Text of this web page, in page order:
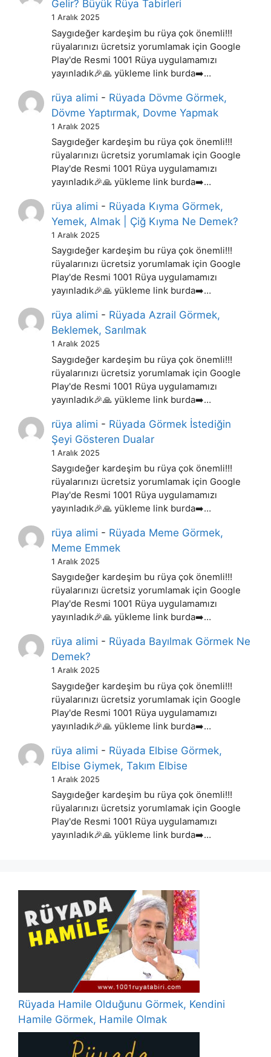
Gelir? Büyük Rüya Tabirleri
1 Aralık 2025
Saygıdeğer kardeşim bu rüya çok önemli!!!
rüyalarınızı ücretsiz yorumlamak için Google
Play'de Resmi 1001 Rüya uygulamamızı
yayınladık🎉🙏 yükleme link burda➡️…
rüya alimi - Rüyada Dövme Görmek,
Dövme Yaptırmak, Dovme Yapmak
1 Aralık 2025
Saygıdeğer kardeşim bu rüya çok önemli!!!
rüyalarınızı ücretsiz yorumlamak için Google
Play'de Resmi 1001 Rüya uygulamamızı
yayınladık🎉🙏 yükleme link burda➡️…
rüya alimi - Rüyada Kıyma Görmek,
Yemek, Almak | Çiğ Kıyma Ne Demek?
1 Aralık 2025
Saygıdeğer kardeşim bu rüya çok önemli!!!
rüyalarınızı ücretsiz yorumlamak için Google
Play'de Resmi 1001 Rüya uygulamamızı
yayınladık🎉🙏 yükleme link burda➡️…
rüya alimi - Rüyada Azrail Görmek,
Beklemek, Sarılmak
1 Aralık 2025
Saygıdeğer kardeşim bu rüya çok önemli!!!
rüyalarınızı ücretsiz yorumlamak için Google
Play'de Resmi 1001 Rüya uygulamamızı
yayınladık🎉🙏 yükleme link burda➡️…
rüya alimi - Rüyada Görmek İstediğin
Şeyi Gösteren Dualar
1 Aralık 2025
Saygıdeğer kardeşim bu rüya çok önemli!!!
rüyalarınızı ücretsiz yorumlamak için Google
Play'de Resmi 1001 Rüya uygulamamızı
yayınladık🎉🙏 yükleme link burda➡️…
rüya alimi - Rüyada Meme Görmek,
Meme Emmek
1 Aralık 2025
Saygıdeğer kardeşim bu rüya çok önemli!!!
rüyalarınızı ücretsiz yorumlamak için Google
Play'de Resmi 1001 Rüya uygulamamızı
yayınladık🎉🙏 yükleme link burda➡️…
rüya alimi - Rüyada Bayılmak Görmek Ne
Demek?
1 Aralık 2025
Saygıdeğer kardeşim bu rüya çok önemli!!!
rüyalarınızı ücretsiz yorumlamak için Google
Play'de Resmi 1001 Rüya uygulamamızı
yayınladık🎉🙏 yükleme link burda➡️…
rüya alimi - Rüyada Elbise Görmek,
Elbise Giymek, Takım Elbise
1 Aralık 2025
Saygıdeğer kardeşim bu rüya çok önemli!!!
rüyalarınızı ücretsiz yorumlamak için Google
Play'de Resmi 1001 Rüya uygulamamızı
yayınladık🎉🙏 yükleme link burda➡️…
Rüyada Hamile Olduğunu Görmek, Kendini
Hamile Görmek, Hamile Olmak